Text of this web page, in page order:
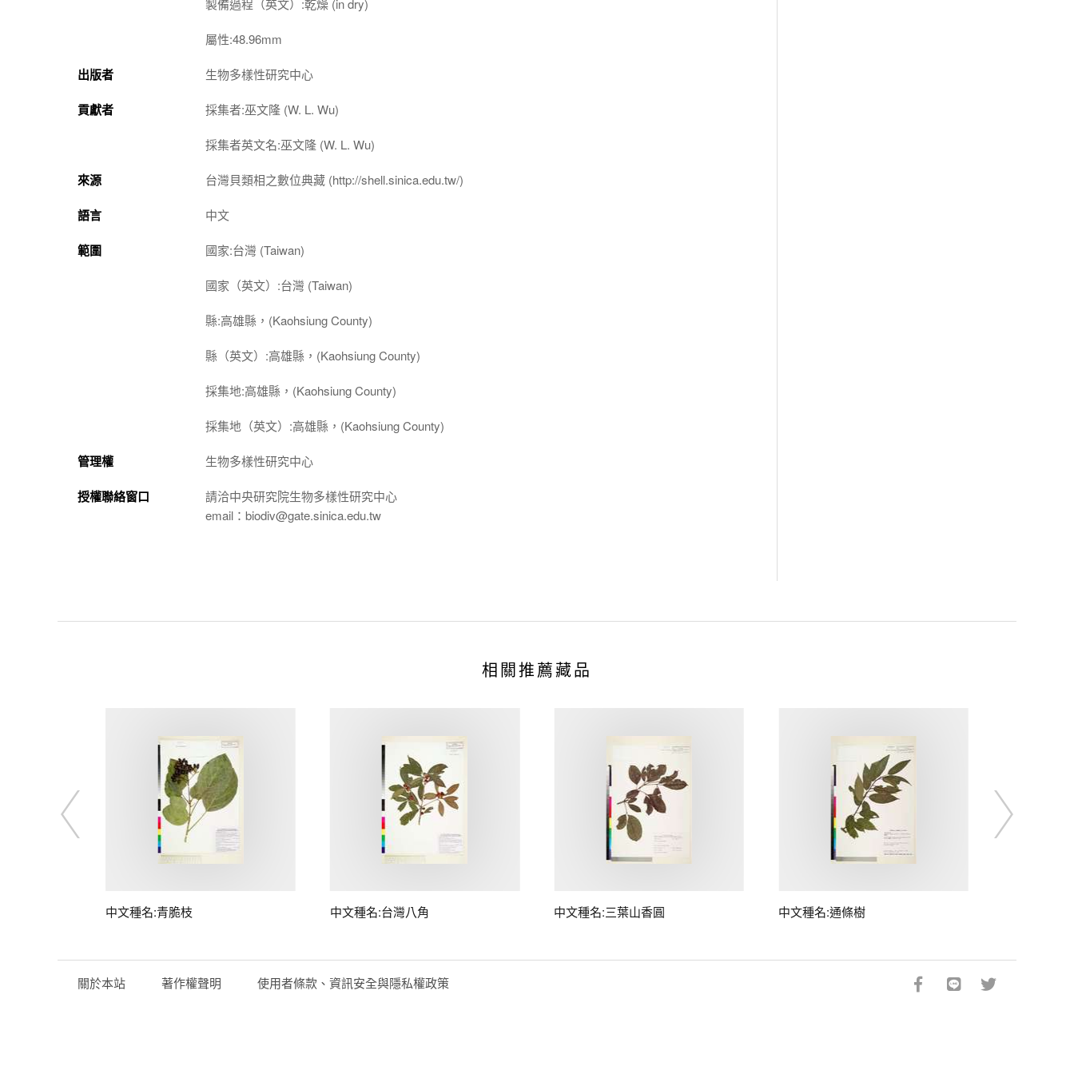
屬性:48.96mm
出版者 生物多樣性研究中心
貢獻者 採集者:巫文隆 (W. L. Wu)
採集者英文名:巫文隆 (W. L. Wu)
來源 台灣貝類相之數位典藏 (http://shell.sinica.edu.tw/)
語言 中文
範圍 國家:台灣 (Taiwan)
國家（英文）:台灣 (Taiwan)
縣:高雄縣，(Kaohsiung County)
縣（英文）:高雄縣，(Kaohsiung County)
採集地:高雄縣，(Kaohsiung County)
採集地（英文）:高雄縣，(Kaohsiung County)
管理權 生物多樣性研究中心
授權聯絡窗口
請洽中央研究院生物多樣性研究中心
email：biodiv@gate.sinica.edu.tw
相關推薦藏品
中文種名:青脆枝 中文種名:台灣八角 中文種名:三葉山香圓 中文種名:通條樹
關於本站 著作權聲明 使用者條款、資訊安全與隱私權政策